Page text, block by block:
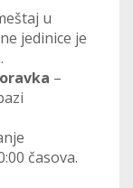
u
jedinice je
–
časova.